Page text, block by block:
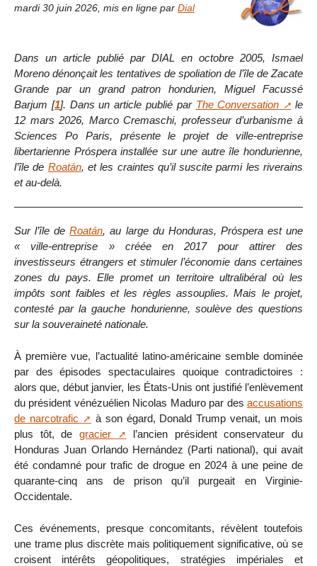
mardi 30 juin 2026 mis en ligne par Dial
Dans un article publié par DIAL en octobre 2005, Ismael
Moreno dénonçait les tentatives de spoliation de l’île de Zacate
Grande par un grand patron hondurien, Miguel Facussé
Barjum [1]. Dans un article publié par The Conversation
le
12 mars 2026, Marco Cremaschi, professeur d’urbanisme à
Sciences Po Paris, présente le projet de ville-entreprise
libertarienne Próspera installée sur une autre île hondurienne,
l’île de Roatán, et les craintes qu’il suscite parmi les riverains
et au-delà.
Sur l’île deRoatán, au large du Honduras, Próspera est une
« ville-entreprise » créée en 2017 pour attirer des
investisseurs étrangers et stimuler l’économie dans certaines
zones du pays. Elle promet un territoire ultralibéral où les
impôts sont faibles et les règles assouplies. Mais le projet,
contesté par la gauche hondurienne, soulève des questions
sur la souveraineté nationale.
À première vue, l’actualité latino-américaine semble dominée
par des épisodes spectaculaires quoique contradictoires :
alors que, début janvier, les États-Unis ont justifié l’enlèvement
du président vénézuélien Nicolas Maduro par des accusations
de narcotrafic
à son égard, Donald Trump venait, un mois
plus tôt, de gracier
l’ancien président conservateur du
Honduras Juan Orlando Hernández (Parti national), qui avait
été condamné pour trafic de drogue en 2024 à une peine de
quarante-cinq ans de prison qu’il purgeait en Virginie-
Occidentale.
Ces événements, presque concomitants, révèlent toutefois
une trame plus discrète mais politiquement significative, où se
croisent intérêts géopolitiques, stratégies impériales et